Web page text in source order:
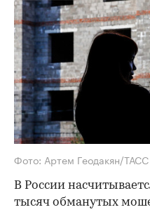
Фото: Артем Геодакян/ТАСС
В России
тысяч обманутых